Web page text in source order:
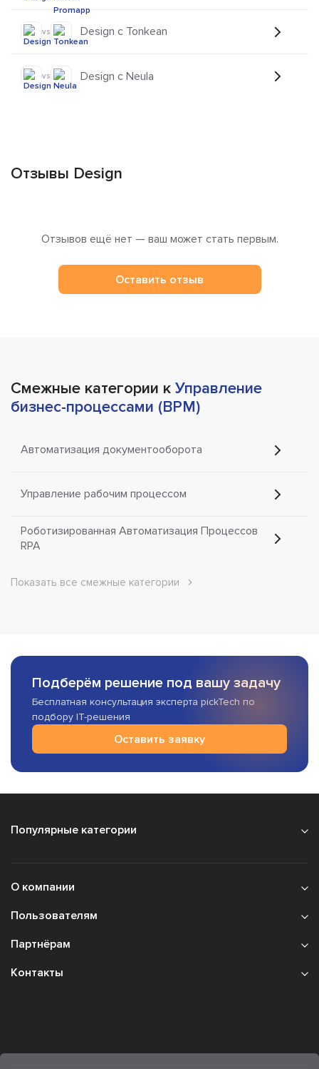
vs Design с Tonkean
vs Design с Neula
Отзывы Design
Отзывов ещё нет — ваш может стать первым.
Оставить отзыв
Смежные категории к Управление
бизнес-процессами (BPM)
Автоматизация документооборота
Управление рабочим процессом
Роботизированная Автоматизация Процессов
RPA
Показать все смежные категории
Подберём решение под вашу задачу
Бесплатная консультация эксперта pickTech по
подбору IT-решения
Оставить заявку
Популярные категории
О компании
Пользователям
Партнёрам
Контакты